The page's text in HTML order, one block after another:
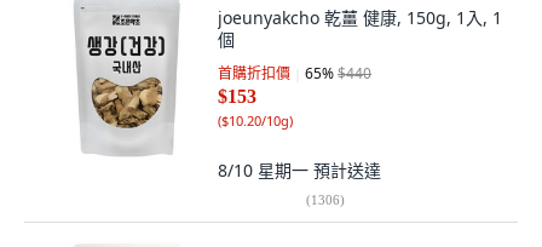
joeunyakcho 乾薑 健康, 150g, 1入, 1
個
首購折扣價 65%$440
$153
($10.20/10g)
8/10 星期一 預計送達
(1306)